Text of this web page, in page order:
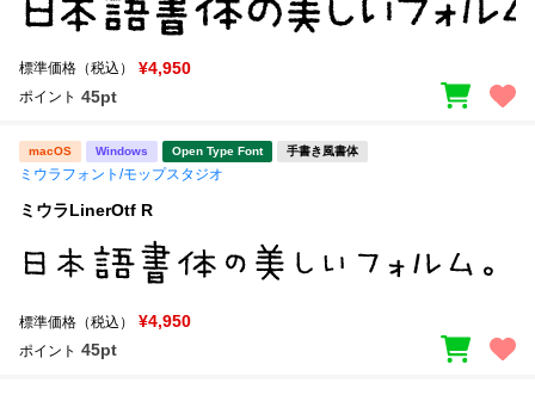
標準価格（税込） ¥4,950
ポイント 45pt
macOS Windows Open Type Font 手書き風書体
ミウラフォント/モップスタジオ
ミウラLinerOtf R
標準価格（税込） ¥4,950
ポイント 45pt